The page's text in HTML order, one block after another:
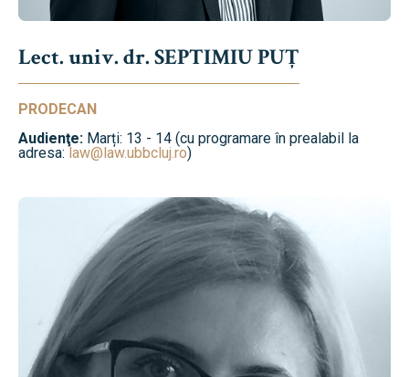
Lect. univ. dr. SEPTIMIU PUȚ
PRODECAN
Audienţe: Marți: 13 - 14 (cu programare în prealabil la
adresa:law@law.ubbcluj.ro)